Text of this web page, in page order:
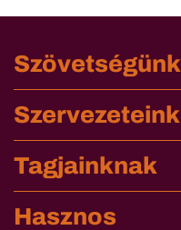
Szövetségünk
Szervezeteink
Tagjainknak
Hasznos